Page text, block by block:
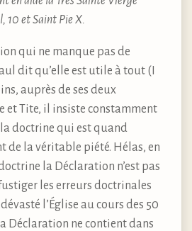
10 et Saint Pie X.
qui ne manque pas de
dit qu’elle est utile à tout (I
auprès de ses deux
et Tite, il insiste constamment
doctrine qui est quand
de la véritable piété. Hélas, en
la Déclaration n’est pas
les erreurs doctrinales
l’Église au cours des 50
Déclaration ne contient dans